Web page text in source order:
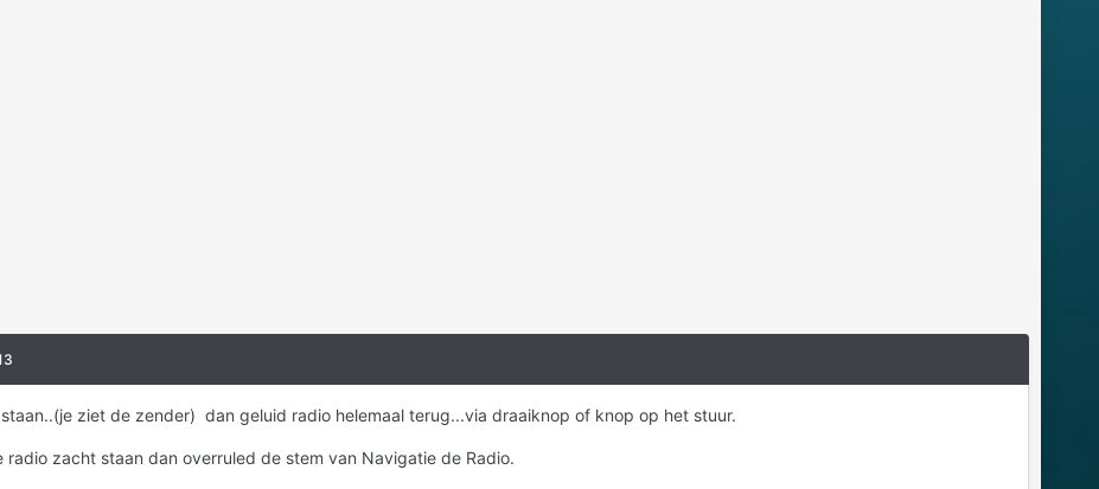
ziet de zender) dan geluid radio helemaal terug...via draaiknop of knop op het stuur.
radio zacht staan dan overruled de stem van Navigatie de Radio.